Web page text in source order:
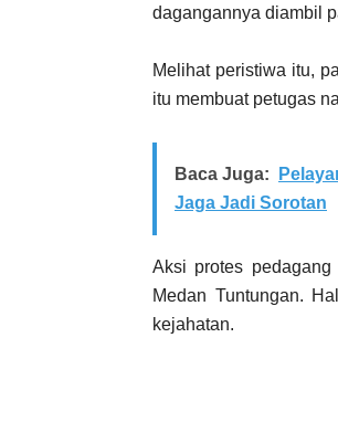
dagangannya diambil
Melihat peristiwa itu,
itu membuat petugas
Baca Juga:
Jaga Jadi Sorotan
Aksi protes
Medan Tuntungan.
kejahatan.